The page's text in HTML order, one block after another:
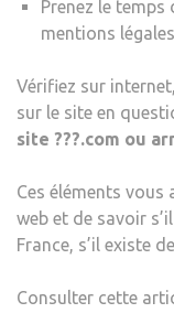
Prenez le temps
mentions
Vérifiez sur
sur le site en
site ???.com ou
Ces éléments
web et de savoir
France, s’il existe
Consulter cette